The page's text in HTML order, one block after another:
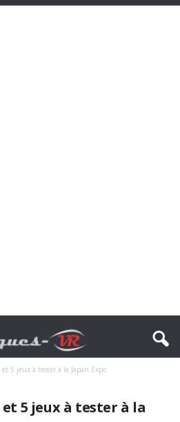
5 jeux à tester à la Japan Expo
5 jeux à tester à la